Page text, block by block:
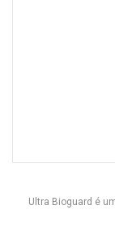
Ultra Bioguard é